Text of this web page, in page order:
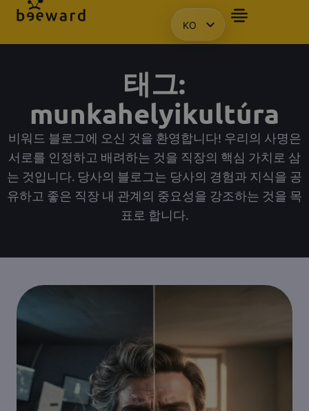
KO
HU
태그:
munkahelyikultúra
비워드 블로그에 오신 것을 환영합니다! 우리의 사명은
서로를 인정하고 배려하는 것을 직장의 핵심 가치로 삼
는 것입니다. 당사의 블로그는 당사의 경험과 지식을 공
유하고 좋은 직장 내 관계의 중요성을 강조하는 것을 목
표로 합니다.